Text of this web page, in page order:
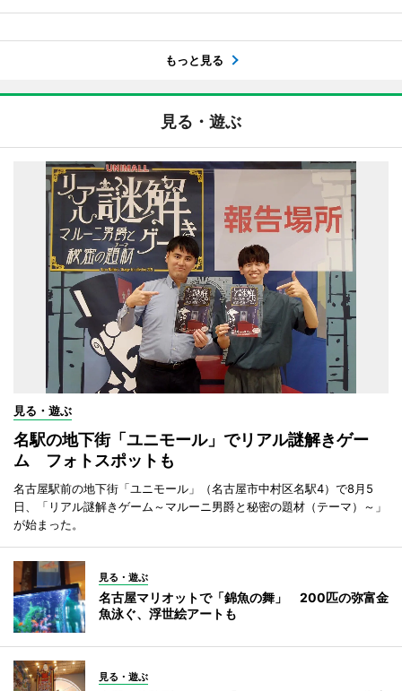
もっと見る
見る・遊ぶ
見る・遊ぶ
名駅の地下街「ユニモール」でリアル謎解きゲー
ム フォトスポットも
名古屋駅前の地下街「ユニモール」（名古屋市中村区名駅4）で8月5
日、「リアル謎解きゲーム～マルーニ男爵と秘密の題材（テーマ）～」
が始まった。
見る・遊ぶ
名古屋マリオットで「錦魚の舞」 200匹の弥富金
魚泳ぐ、浮世絵アートも
見る・遊ぶ